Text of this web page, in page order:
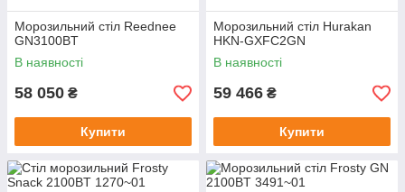
Морозильний стіл Reednee
GN3100BT
В наявності
58 050 ₴
Купити
Морозильний стіл Hurakan
HKN-GXFC2GN
В наявності
59 466 ₴
Купити